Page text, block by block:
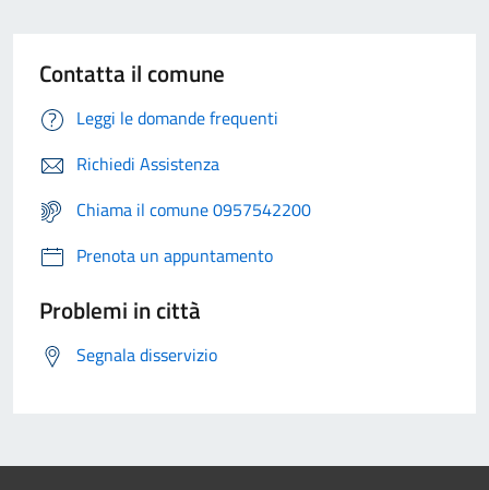
Contatta il comune
Leggi le domande frequenti
Richiedi Assistenza
Chiama il comune 0957542200
Prenota un appuntamento
Problemi in città
Segnala disservizio